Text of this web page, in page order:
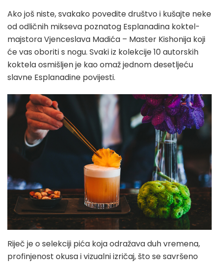
Ako još niste, svakako povedite društvo i kušajte neke
od odličnih mikseva poznatog Esplanadina koktel-
majstora Vjenceslava Madića – Master Kishonija koji
će vas oboriti s nogu. Svaki iz kolekcije 10 autorskih
koktela osmišljen je kao omaž jednom desetljeću
slavne Esplanadine povijesti.
Riječ je o selekciji pića koja odražava duh vremena,
profinjenost okusa i vizualni izričaj, što se savršeno